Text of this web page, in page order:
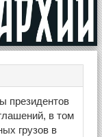
президентов
в том
грузов в